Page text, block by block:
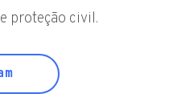
proteção civil.